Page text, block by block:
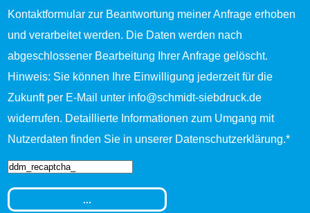
Kontaktformular zur Beantwortung meiner Anfrage erhoben
und verarbeitet werden. Die Daten werden nach
abgeschlossener Bearbeitung Ihrer Anfrage gelöscht.
Hinweis: Sie können Ihre Einwilligung jederzeit für die
Zukunft per E-Mail unter info@schmidt-siebdruck.de
widerrufen. Detaillierte Informationen zum Umgang mit
Nutzerdaten finden Sie in unserer Datenschutzerklärung.*